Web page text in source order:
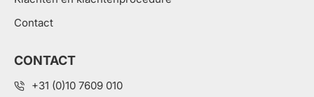
Contact
CONTACT
+31 (0)10 7609 010